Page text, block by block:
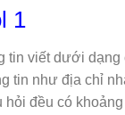
1
tin viết dưới dạng
tin như địa chỉ
đều có